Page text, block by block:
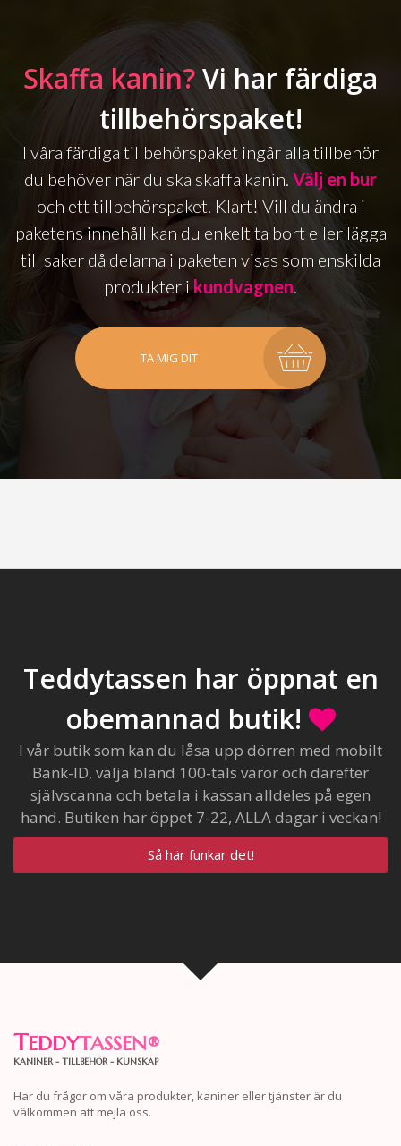
Skaffa kanin?Vi har färdiga
tillbehörspaket!
I våra färdiga tillbehörspaket ingår alla tillbehör
du behöver när du ska skaffa kanin. Välj en bur
och ett tillbehörspaket. Klart! Vill du ändra i
paketens innehåll kan du enkelt ta bort eller lägga
till saker då delarna i paketen visas som enskilda
produkter ikundvagnen.
TA MIG DIT
Teddytassen har öppnat en
obemannad butik!
I vår butik som kan du låsa upp dörren med mobilt
Bank-ID, välja bland 100-tals varor och därefter
självscanna och betala i kassan alldeles på egen
hand. Butiken har öppet 7-22, ALLA dagar i veckan!
Så här funkar det!
TEDDYTASSEN®
KANINER - TILLBEHÖR - KUNSKAP
Har du frågor om våra produkter, kaniner eller tjänster är du
välkommen att mejla oss.